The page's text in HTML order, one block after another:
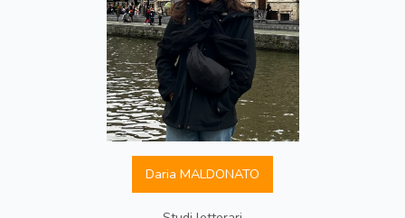
Daria MALDONATO